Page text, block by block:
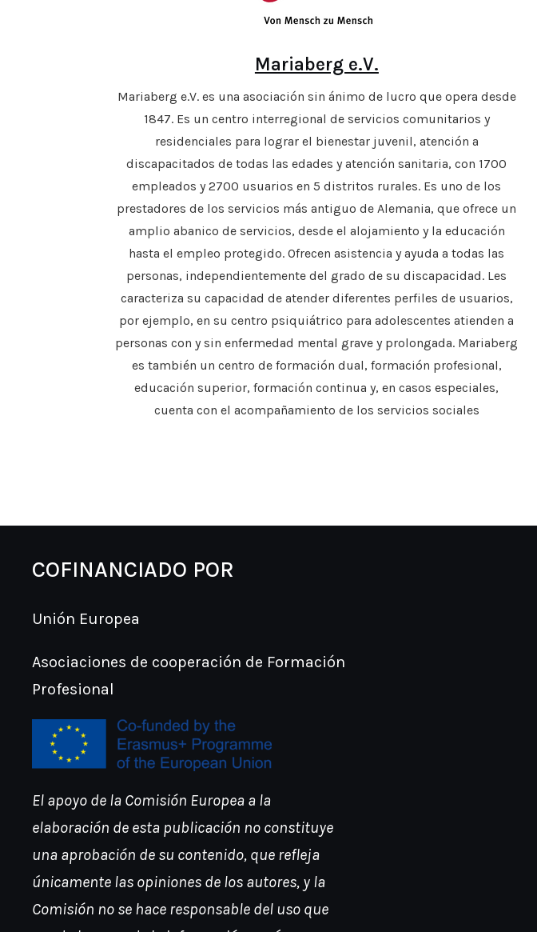
Mariaberg e.V.
Mariaberg e.V. es una asociación sin ánimo de lucro que opera desde
1847. Es un centro interregional de servicios comunitarios y
residenciales para lograr el bienestar juvenil, atención a
discapacitados de todas las edades y atención sanitaria, con 1700
empleados y 2700 usuarios en 5 distritos rurales. Es uno de los
prestadores de los servicios más antiguo de Alemania, que ofrece un
amplio abanico de servicios, desde el alojamiento y la educación
hasta el empleo protegido. Ofrecen asistencia y ayuda a todas las
personas, independientemente del grado de su discapacidad. Les
caracteriza su capacidad de atender diferentes perfiles de usuarios,
por ejemplo, en su centro psiquiátrico para adolescentes atienden a
personas con y sin enfermedad mental grave y prolongada. Mariaberg
es también un centro de formación dual, formación profesional,
educación superior, formación continua y, en casos especiales,
cuenta con el acompañamiento de los servicios sociales
COFINANCIADO POR
Unión Europea
Asociaciones de cooperación de Formación
Profesional
El apoyo de la Comisión Europea a la
elaboración de esta publicación no constituye
una aprobación de su contenido, que refleja
únicamente las opiniones de los autores, y la
Comisión no se hace responsable del uso que